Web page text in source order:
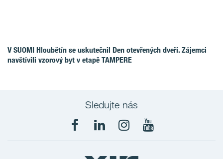
V SUOMI Hloubětín se uskutečnil Den otevřených dveří. Zájemci
navštívili vzorový byt v etapě TAMPERE
Sledujte nás